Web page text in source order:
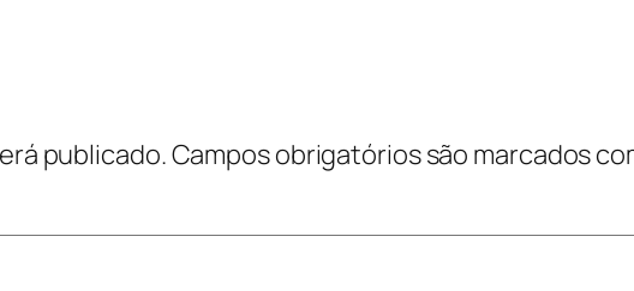
publicado.Campos obrigatórios são marcados